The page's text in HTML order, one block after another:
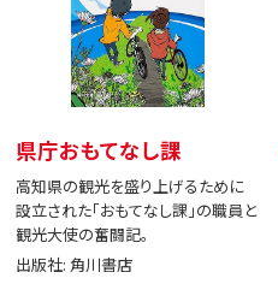
県庁おもてなし課
高知県の観光を盛り上げるために
設立された「おもてなし課」の職員と
観光大使の奮闘記。
出版社: 角川書店